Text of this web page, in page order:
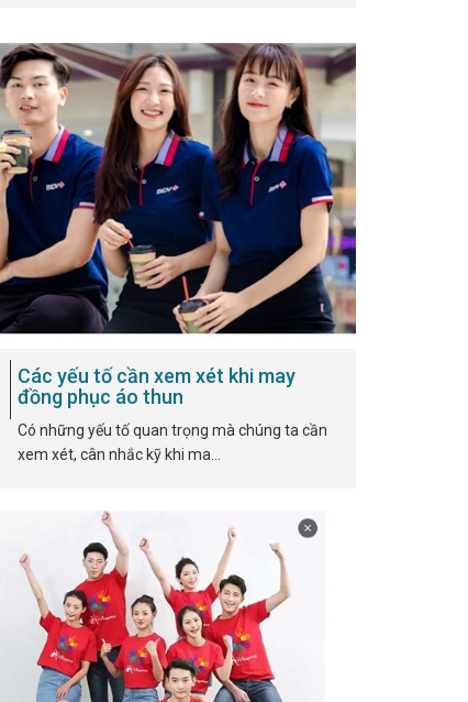
Các yếu tố cần xem xét khi may
đồng phục áo thun
Có những yếu tố quan trọng mà chúng ta cần
xem xét, cân nhắc kỹ khi ma…